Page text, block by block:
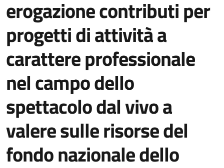
erogazione contributi per
progetti di attività a
carattere professionale
nel campo dello
spettacolo dal vivo a
valere sulle risorse del
fondo nazionale dello